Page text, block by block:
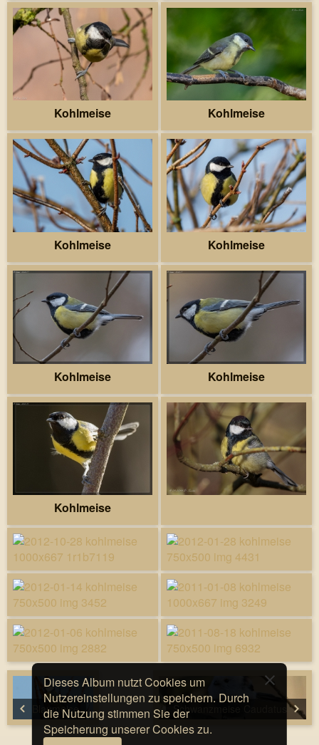
Kohlmeise Kohlmeise
Kohlmeise Kohlmeise
Kohlmeise Kohlmeise
Kohlmeise
Blaumeise Schwanzmeise Caudatus
Dieses Album nutzt Cookies um
Nutzereinstellungen zu speichern. Durch
die Nutzung stimmen Sie der
Speicherung unserer Cookies zu.